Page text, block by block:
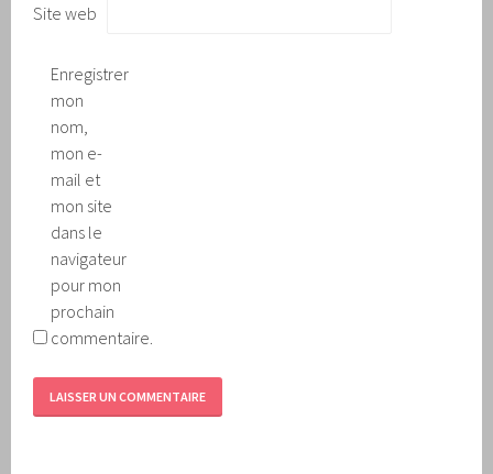
Site web
Enregistrer
mon
nom,
mon e-
mail et
mon site
dans le
navigateur
pour mon
prochain
commentaire.